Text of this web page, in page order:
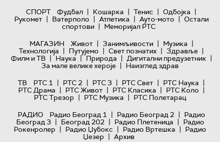
СПОРТ
Фудбал | Кошарка | Тенис | Одбојка |
Рукомет | Ватерполо | Атлетика | Ауто-мото | Остали
спортови | Меморијал РТС
МАГАЗИН
Живот | Занимљивости | Музика |
Технологијa | Путујемо | Свет познатих | Здравље |
Филм и ТВ | Наука | Природа | Дигитални предузетник |
За мале велике хероје | Наизглед здрав
ТВ
РТС 1 | РТС 2 | РТС 3 | РТС Свет | РТС Наука |
РТС Драма | РТС Живот | РТС Класика | РТС Коло |
РТС Трезор | РТС Музика | РТС Полетарац
РАДИО
Радио Београд 1 | Радио Београд 2 | Радио
Београд 3 | Београд 202 | Радио Плетеница | Радио
Рокенролер | Радио Џубокс | Радио Вртешка | Радио
Џезер | Архив